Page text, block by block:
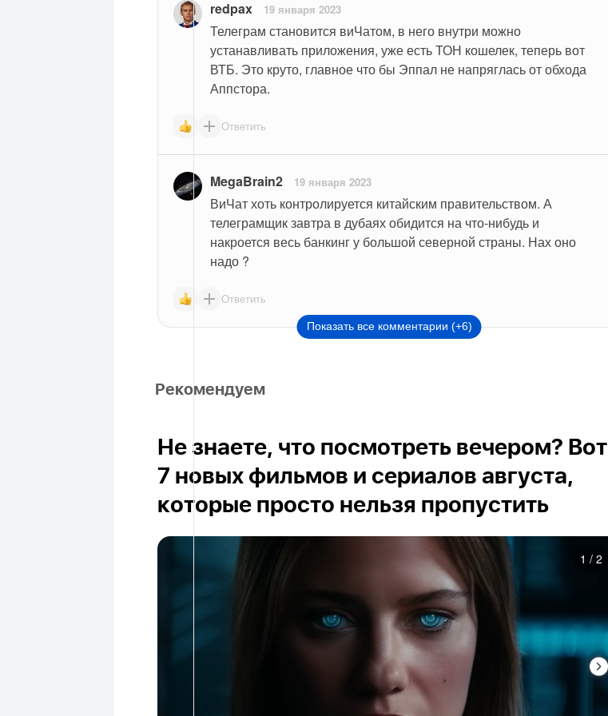
redpax 19 января 2023
Телеграм становится виЧатом, в него внутри можно
устанавливать приложения, уже есть ТОН кошелек, теперь вот
ВТБ. Это круто, главное что бы Эппал не напряглась от обхода
Аппстора.
Ответить
MegaBrain2 19 января 2023
ВиЧат хоть контролируется китайским правительством. А
телеграмщик завтра в дубаях обидится на что-нибудь и
накроется весь банкинг у большой северной страны. Нах оно
надо ?
Ответить
Показать все комментарии (+6)
Рекомендуем
Не знаете, что посмотреть вечером? Вот
7 новых фильмов и сериалов августа,
которые просто нельзя пропустить
1 / 2